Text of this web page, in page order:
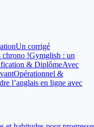
Un corrigé
chrono !Gymglish : un
& DiplômeAvec
Opérationnel &
l’anglais en ligne avec